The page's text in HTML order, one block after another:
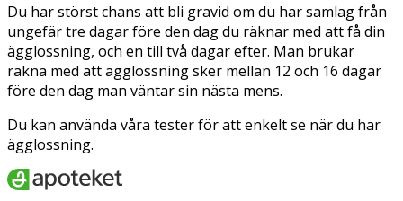
Du har störst chans att bli gravid om du har samlag från
ungefär tre dagar före den dag du räknar med att få din
ägglossning, och en till två dagar efter. Man brukar
räkna med att ägglossning sker mellan 12 och 16 dagar
före den dag man väntar sin nästa mens.
Du kan använda våra tester för att enkelt se när du har
ägglossning.